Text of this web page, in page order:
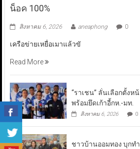
น็อค 100%
สิงหาคม 6, 2026 aneaphong 0
เครือข่ายเหยื่อเมาแล้วขั
Read More
“ราเชน” ลั่นเลือกตั้งห
พร้อมยึดเก้าอี้กห.-มท.
สิงหาคม 6, 2026 0
ชาวบ้านออมทอง บุกท